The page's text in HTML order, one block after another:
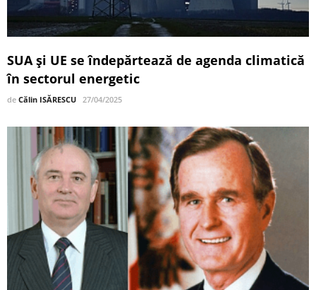
SUA și UE se îndepărtează de agenda climatică
în sectorul energetic
de Călin ISĂRESCU 27/04/2025